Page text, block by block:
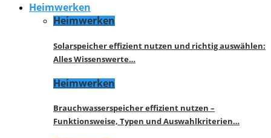
Heimwerken
Heimwerken
Solarspeicher effizient nutzen und richtig auswählen:
Alles Wissenswerte…
Heimwerken
Brauchwasserspeicher effizient nutzen –
Funktionsweise, Typen und Auswahlkriterien…